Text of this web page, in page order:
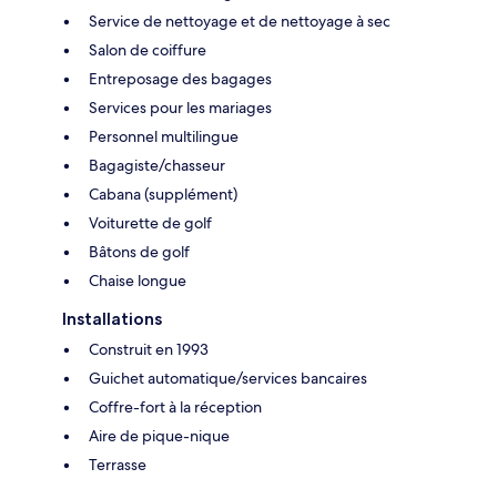
Service de nettoyage et de nettoyage à sec
Salon de coiffure
Entreposage des bagages
Services pour les mariages
Personnel multilingue
Bagagiste/chasseur
Cabana (supplément)
Voiturette de golf
Bâtons de golf
Chaise longue
Installations
Construit en 1993
Guichet automatique/services bancaires
Coffre-fort à la réception
Aire de pique-nique
Terrasse